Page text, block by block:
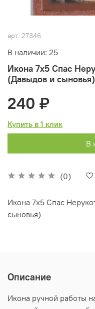
арт. 27346
В наличии: 25
Икона 7х5 Спас
(Давыдов и сыновья)
(0)
240 ₽
Купить в 1 клик
В
Икона 7х5 Спас
сыновья)
Описание
Икона ручной работы